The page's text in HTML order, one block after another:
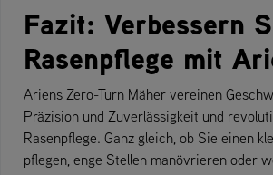
Fazit: Verbessern
Rasenpflege mit
Ariens Zero-Turn Mäher vereinen
Präzision und Zuverlässigkeit und
Rasenpflege. Ganz gleich, ob Sie einen
pflegen, enge Stellen manövrieren oder